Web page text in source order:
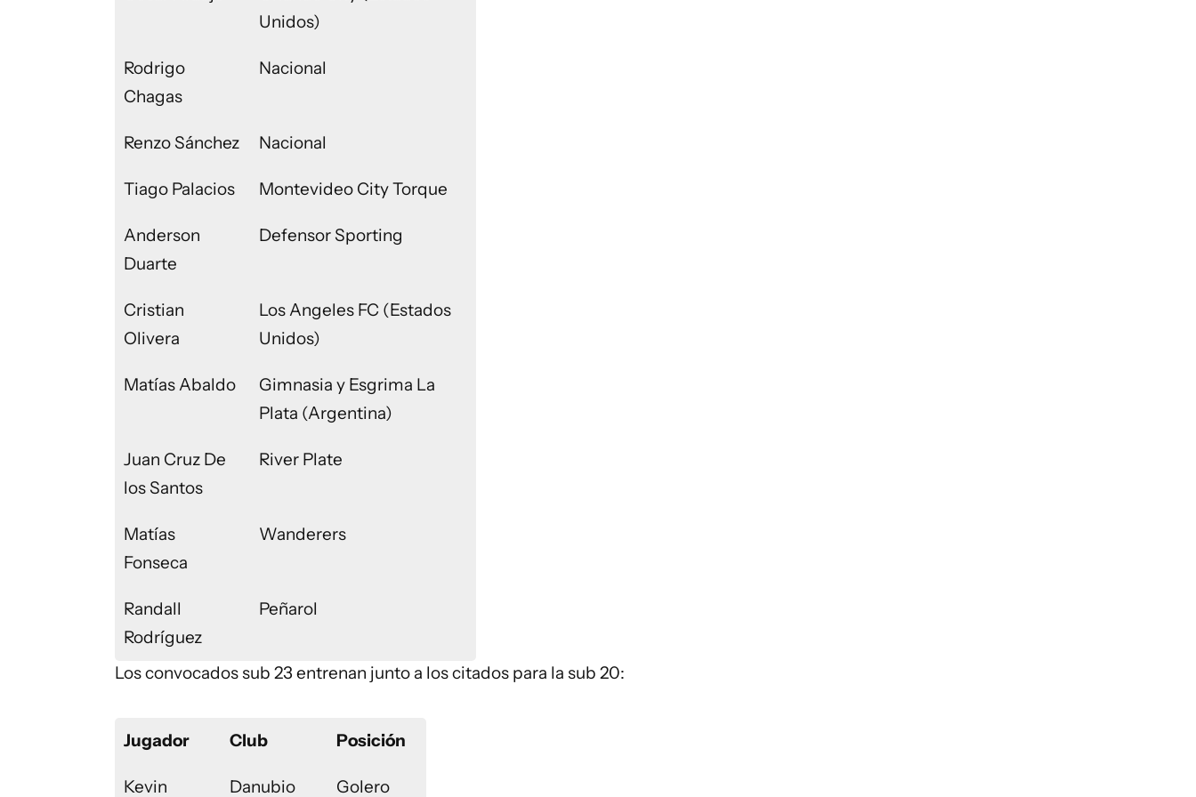
Unidos)
Rodrigo
Chagas
Nacional
Renzo Sánchez Nacional
Tiago Palacios Montevideo City Torque
Anderson
Duarte
Defensor Sporting
Cristian
Olivera
Los Angeles FC (Estados
Unidos)
Matías Abaldo
Gimnasia y Esgrima La
Plata (Argentina)
Juan Cruz De
los Santos
River Plate
Matías
Fonseca
Wanderers
Randall
Rodríguez
Peñarol
Los convocados sub 23 entrenan junto a los citados para la sub 20:
Jugador Club Posición
Kevin
Danubio Golero